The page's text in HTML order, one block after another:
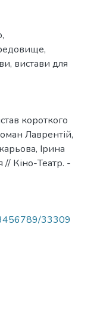
,
,
, вистави для
короткого
Лаврентій,
Ірина
Кіно-Театр. -
33309